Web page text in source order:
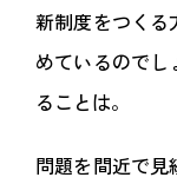
新制度をつくる
めているので
ることは。
問題を間近で